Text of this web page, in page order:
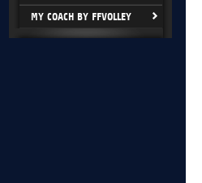
MY COACH BY FFVOLLEY